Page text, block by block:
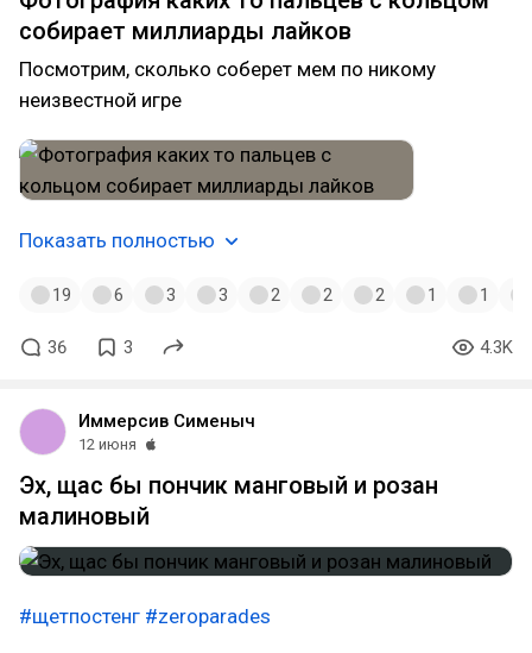
собирает миллиарды лайков
Посмотрим, сколько соберет мем по никому
неизвестной игре
Показать полностью
19 6 3 3 2 2 2 1 1
36 3 4.3K
Иммерсив Сименыч
12 июня
Эх, щас бы пончик манговый и розан
малиновый
#щетпостенг #zeroparades